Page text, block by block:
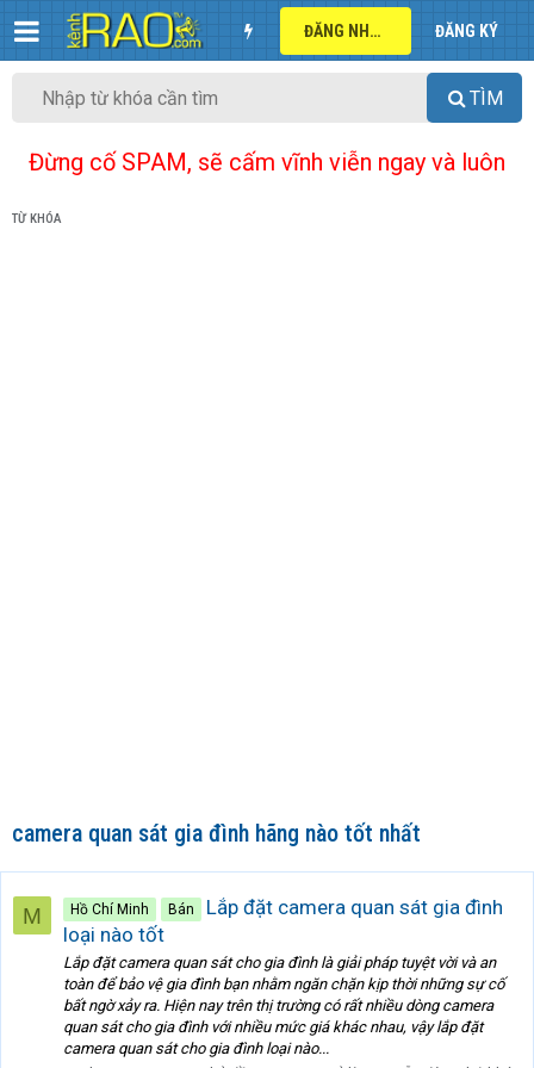
ĐĂNG NHẬP ĐĂNG KÝ
TÌM
Đừng cố SPAM, sẽ cấm vĩnh viễn ngay và luôn
TỪ KHÓA
camera quan sát gia đình hãng nào tốt nhất
M Hồ Chí Minh Bán
Lắp đặt camera quan sát gia đình
loại nào tốt
Lắp đặt camera quan sát cho gia đình là giải pháp tuyệt vời và an
toàn để bảo vệ gia đình bạn nhằm ngăn chặn kịp thời những sự cố
bất ngờ xảy ra. Hiện nay trên thị trường có rất nhiều dòng camera
quan sát cho gia đình với nhiều mức giá khác nhau, vậy lắp đặt
camera quan sát cho gia đình loại nào...